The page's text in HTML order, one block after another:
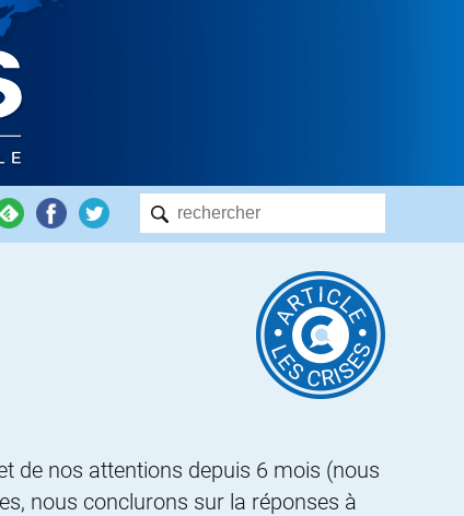
de nos attentions depuis 6 mois (nous
nous conclurons sur la réponses à